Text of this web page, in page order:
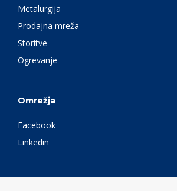
Metalurgija
Prodajna mreža
Storitve
Ogrevanje
Omrežja
Facebook
Linkedin